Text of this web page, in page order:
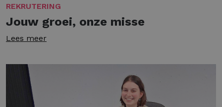
REKRUTERING
Jouw groei, onze misse
Lees meer